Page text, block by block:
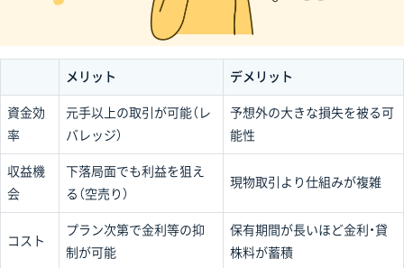
メリット デメリット
資金効
率
元手以上の取引が可能（レ
バレッジ）
予想外の大きな損失を被る可
能性
収益機
会
下落局面でも利益を狙え
る（空売り）
現物取引より仕組みが複雑
コスト
プラン次第で金利等の抑
制が可能
保有期間が長いほど金利・貸
株料が蓄積